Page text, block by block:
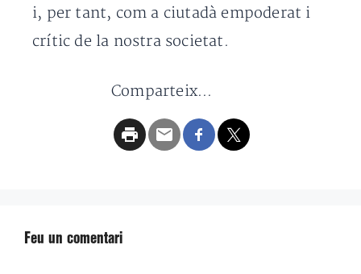
i, per tant, com a ciutadà empoderat i
crític de la nostra societat.
Comparteix...
Feu un comentari